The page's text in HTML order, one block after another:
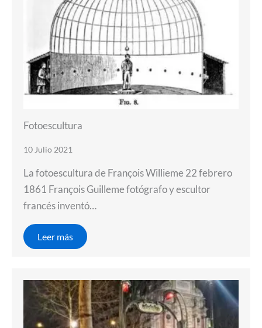
Fotoescultura
10 Julio 2021
La fotoescultura de François Willieme 22 febrero
1861 François Guilleme fotógrafo y escultor
francés inventó…
Leer más